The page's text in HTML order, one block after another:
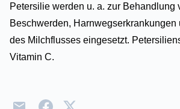
Petersilie werden u. a. zur Behandlung
Beschwerden, Harnwegserkrankungen
des Milchflusses eingesetzt.
Vitamin C.